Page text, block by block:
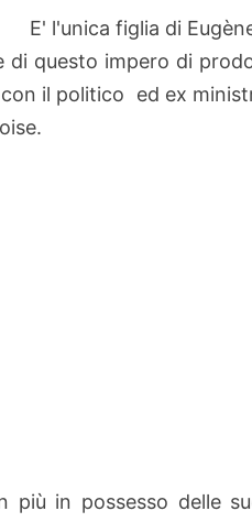
E' l'unica figlia di
di questo impero di
il politico ed ex
più in possesso delle